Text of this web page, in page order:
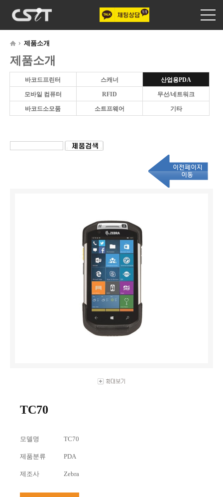
제품소개
제품소개
바코드프린터 스캐너 산업용PDA
모바일 컴퓨터 RFID 무선/네트워크
바코드소모품 소트프웨어 기타
TC70
모델명 TC70
제품분류 PDA
제조사 Zebra